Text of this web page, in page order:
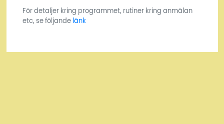
För detaljer kring programmet, rutiner kring anmälan
etc, se följande länk